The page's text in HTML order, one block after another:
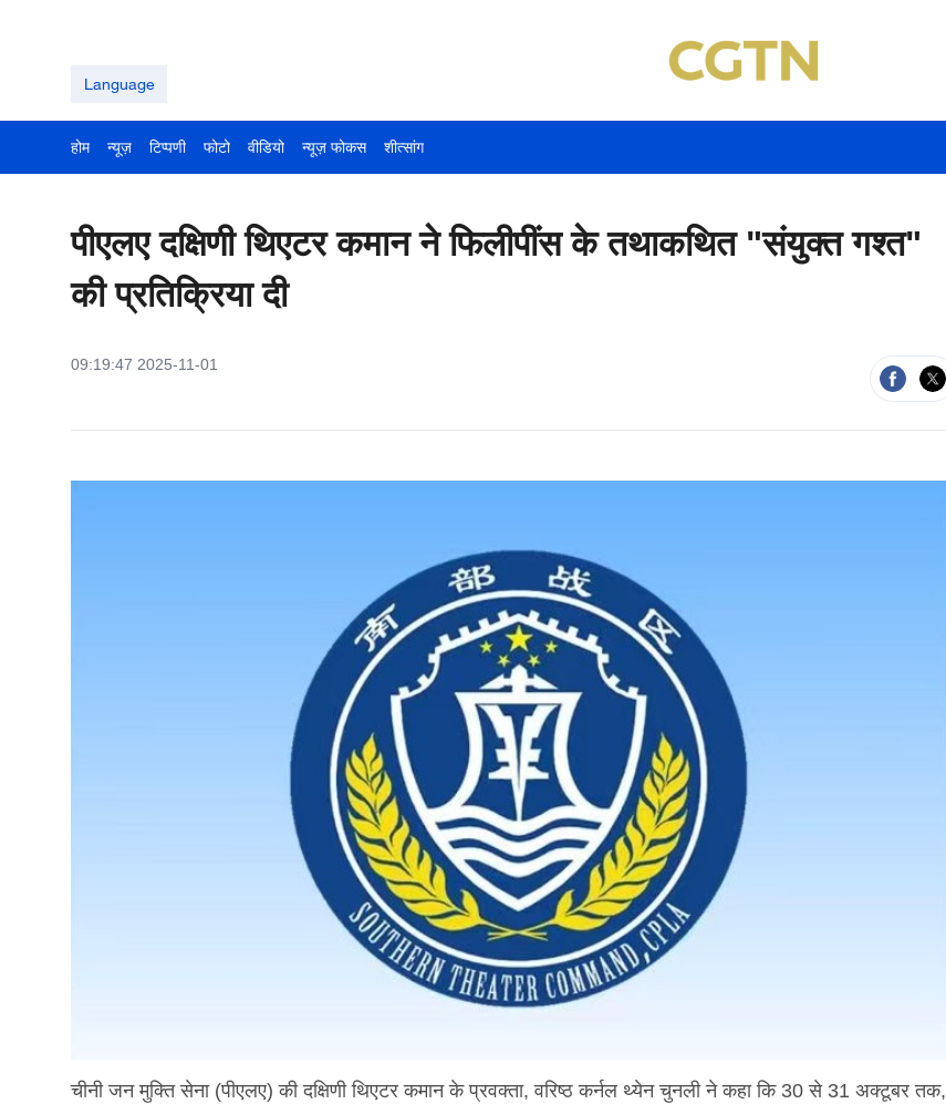
Language
होम न्यूज़ टिप्पणी फोटो वीडियो न्यूज़ फोकस शीत्सांग
पीएलए दक्षिणी थिएटर कमान ने फिलीपींस के तथाकथित "संयुक्त गश्त"
की प्रतिक्रिया दी
09:19:47 2025-11-01
चीनी जन मुक्ति सेना (पीएलए) की दक्षिणी थिएटर कमान के प्रवक्ता, वरिष्ठ कर्नल थ्येन चुनली ने कहा कि 30 से 31 अक्टूबर तक,